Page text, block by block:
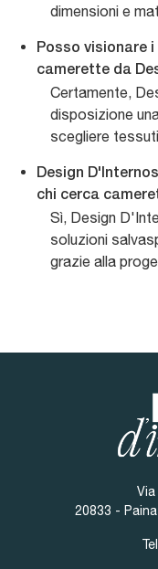
dimensioni e
Posso visionare
camerette da
Certamente,
disposizione
scegliere
Design
chi cerca
Sì, Design
soluzioni
grazie alla
20833 -